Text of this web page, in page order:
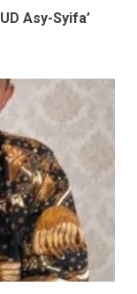
Asy-Syifa’